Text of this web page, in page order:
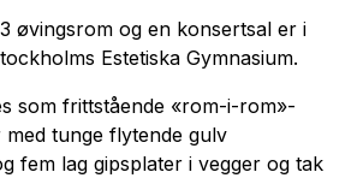
øvingsrom og en konsertsal er i
Estetiska Gymnasium.
som frittstående «rom-i-rom»-
tunge flytende gulv
fem lag gipsplater i vegger og tak